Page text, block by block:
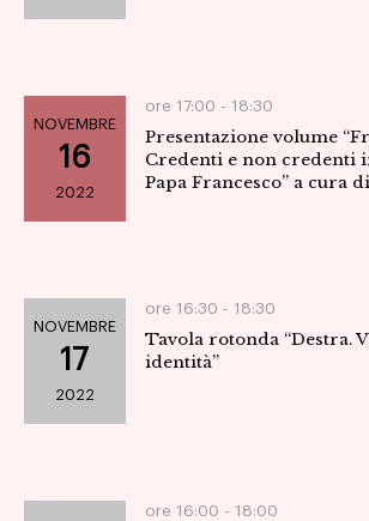
NOVEMBRE
16
2022
ore 17:00 - 18:30
Presentazione volume
Credenti e non credenti
Papa Francesco” a cura
NOVEMBRE
17
2022
ore 16:30 - 18:30
Tavola rotonda “Destra.
identità”
ore 16:00 - 18:00